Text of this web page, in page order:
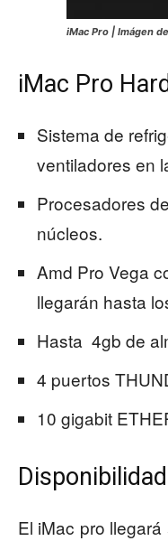
iMac Pro | Imágen
iMac Pro
Sistema de
ventiladores en
Procesadores
núcleos.
Amd Pro Vega
llegarán hasta
Hasta 4gb de
4 puertos
10 gigabit
El iMac pro